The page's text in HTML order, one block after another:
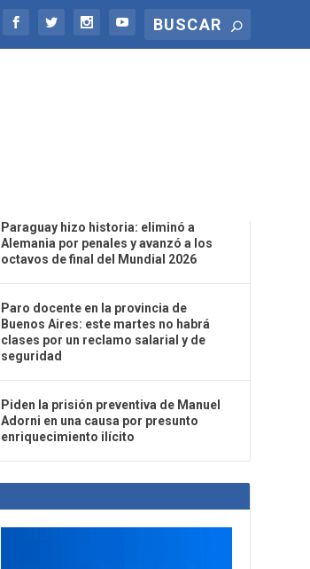
Paraguay hizo historia: eliminó a
Alemania por penales y avanzó a los
octavos de final del Mundial 2026
Paro docente en la provincia de
Buenos Aires: este martes no habrá
clases por un reclamo salarial y de
seguridad
Piden la prisión preventiva de Manuel
Adorni en una causa por presunto
enriquecimiento ilícito